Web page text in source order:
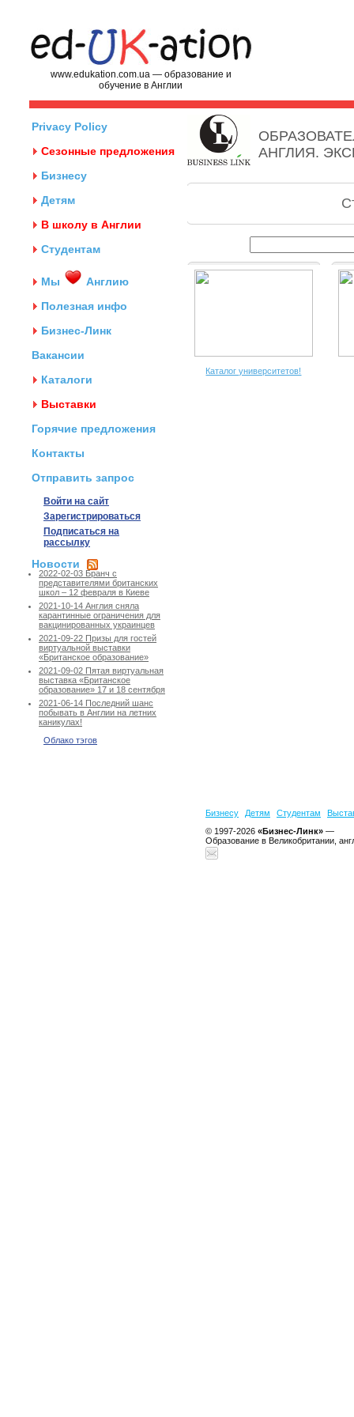
www.edukation.com.ua — образование и
обучение в Англии
Privacy Policy
Сезонные предложения
Бизнесу
Детям
В школу в Англии
Студентам
Мы
Англию
Полезная инфо
Бизнес-Линк
Вакансии
Каталоги
Выставки
Горячие предложения
Контакты
Отправить запрос
Войти на сайт
Зарегистрироваться
Подписаться на
рассылку
Новости
2022-02-03 Бранч с
представителями британских
школ – 12 февраля в Киеве
2021-10-14 Англия сняла
карантинные ограничения для
вакцинированных украинцев
2021-09-22 Призы для гостей
виртуальной выставки
«Британское образование»
2021-09-02 Пятая виртуальная
выставка «Британское
образование» 17 и 18 сентября
2021-06-14 Последний шанс
побывать в Англии на летних
каникулах!
Облако тэгов
АНГЛИЯ.
Каталог университетов!
Бизнесу Детям Студентам
© 1997-2026 «Бизнес-Линк» —
Образование в Великобритании,